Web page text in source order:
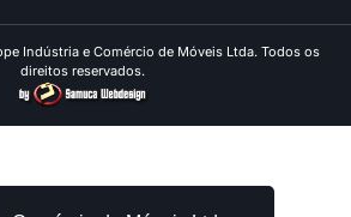
Indústria e Comércio de Móveis Ltda. Todos os
direitos reservados.